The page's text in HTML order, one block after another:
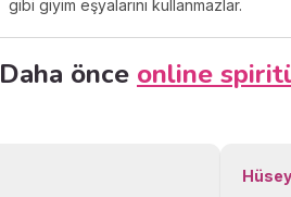
gibi giyim eşyalarını kullanmazlar.
Daha önce online